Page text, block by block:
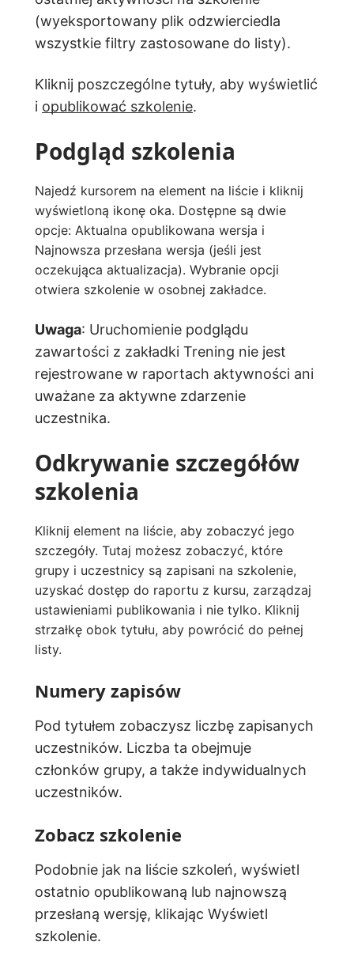
(wyeksportowany plik odzwierciedla
wszystkie filtry zastosowane do listy).
Kliknij poszczególne tytuły, aby wyświetlić
i opublikować szkolenie.
Podgląd szkolenia
Najedź kursorem na element na liście i kliknij
wyświetloną ikonę oka. Dostępne są dwie
opcje: Aktualna opublikowana wersja i
Najnowsza przesłana wersja (jeśli jest
oczekująca aktualizacja). Wybranie opcji
otwiera szkolenie w osobnej zakładce.
Uwaga: Uruchomienie podglądu
zawartości z zakładki Trening nie jest
rejestrowane w raportach aktywności ani
uważane za aktywne zdarzenie
uczestnika.
Odkrywanie szczegółów
szkolenia
Kliknij element na liście, aby zobaczyć jego
szczegóły. Tutaj możesz zobaczyć, które
grupy i uczestnicy są zapisani na szkolenie,
uzyskać dostęp do raportu z kursu, zarządzaj
ustawieniami publikowania i nie tylko. Kliknij
strzałkę obok tytułu, aby powrócić do pełnej
listy.
Numery zapisów
Pod tytułem zobaczysz liczbę zapisanych
uczestników. Liczba ta obejmuje
członków grupy, a także indywidualnych
uczestników.
Zobacz szkolenie
Podobnie jak na liście szkoleń, wyświetl
ostatnio opublikowaną lub najnowszą
przesłaną wersję, klikając Wyświetl
szkolenie.